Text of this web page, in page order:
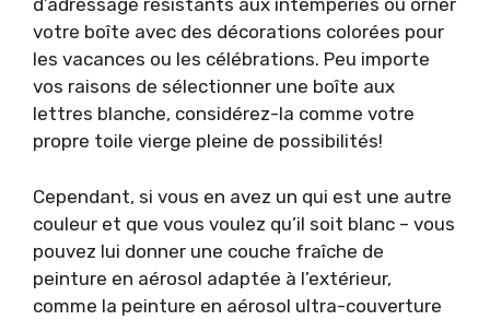
d’adressage résistants aux intempéries ou orner
votre boîte avec des décorations colorées pour
les vacances ou les célébrations. Peu importe
vos raisons de sélectionner une boîte aux
lettres blanche, considérez-la comme votre
propre toile vierge pleine de possibilités!
Cependant, si vous en avez un qui est une autre
couleur et que vous voulez qu’il soit blanc – vous
pouvez lui donner une couche fraîche de
peinture en aérosol adaptée à l’extérieur,
comme la peinture en aérosol ultra-couverture